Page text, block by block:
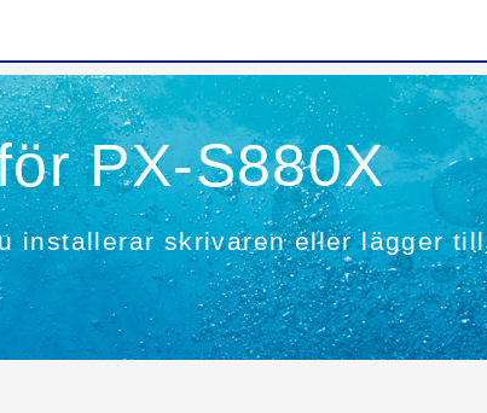
PX-S880X
installerar skrivaren eller lägger